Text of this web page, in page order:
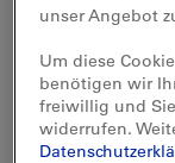
Die
unser Angebot
Um diese
benötigen wir
freiwillig und
widerrufen.